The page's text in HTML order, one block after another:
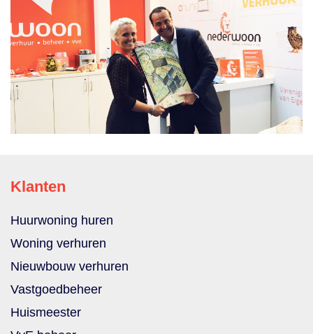
Klanten
Huurwoning huren
Woning verhuren
Nieuwbouw verhuren
Vastgoedbeheer
Huismeester